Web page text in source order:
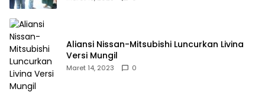
Aliansi Nissan-Mitsubishi Luncurkan Livina
Versi Mungil
Maret 14, 2023 0